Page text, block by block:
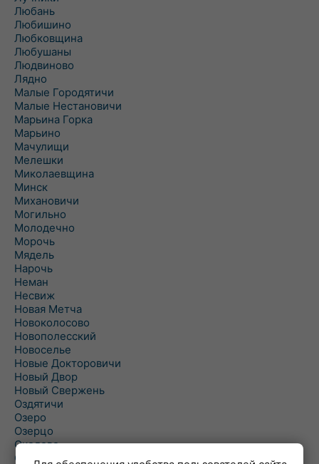
Любань
Любишино
Любковщина
Любушаны
Людвиново
Лядно
Малые Городятичи
Малые Нестановичи
Марьина Горка
Марьино
Мачулищи
Мелешки
Миколаевщина
Минск
Михановичи
Могильно
Молодечно
Морочь
Мядель
Нарочь
Неман
Несвиж
Новая Метча
Новоколосово
Новополесский
Новоселье
Новые Докторовичи
Новый Двор
Новый Свержень
Оздятичи
Озеро
Озерцо
Околово
Октябрь